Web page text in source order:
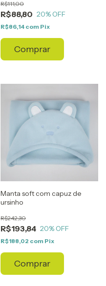
R$88,80
R$111,00
20% OFF
R$86,14 com Pix
Comprar
Manta soft com capuz de
ursinho
R$193,84
R$242,30
20% OFF
R$188,02 com Pix
Comprar